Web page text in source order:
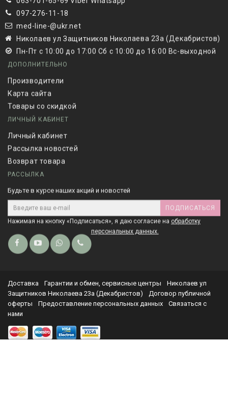
097-276-11-18
med-line-@ukr.net
Николаев ул Защитников Николаева 23а (Декабристов)
Пн-Пт с 10:00 до 17:00 Сб с 10:00 до 16:00 Вс-выходной
ДОПОЛНИТЕЛЬНО
Производители
Карта сайта
Товары со скидкой
ЛИЧНЫЙ КАБИНЕТ
Личный кабинет
Рассылка новостей
Возврат товара
РАССЫЛКА
Будьте в курсе наших акций и новостей
ПОДПИСАТЬСЯ
Нажимая на кнопку «Подписаться», я даю cогласие на обработку
персональных данных.
Доставка Гарантии и обмен, сервисные центры
Николаев ул
Защитников Николаева 23а (Декабристов)
Договор публичной
оферты
Предоставление персональных данных
Связаться с
нами